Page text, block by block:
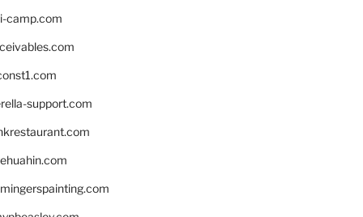
camp.com
support.com